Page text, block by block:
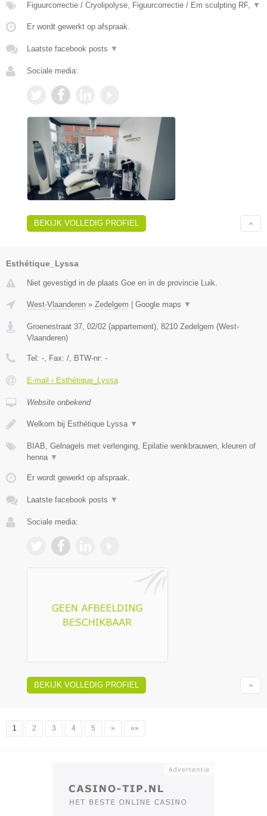
Figuurcorrectie / Cryolipolyse, Figuurcorrectie / Em sculpting RF, ▼
Er wordt gewerkt op afspraak.
Laatste facebook posts ▼
Sociale media:
BEKIJK VOLLEDIG PROFIEL
Esthétique_Lyssa
Niet gevestigd in de plaats Goe en in de provincie Luik.
West-Vlaanderen » Zedelgem Google maps ▼
Groenestraat 37, 02/02 (appartement), 8210 Zedelgem (West-
Vlaanderen)
Tel: -, Fax: /, BTW-nr: -
E-mail › Esthétique_Lyssa
Website onbekend
Welkom bij Esthétique Lyssa ▼
BIAB, Gelnagels met verlenging, Epilatie wenkbrauwen, kleuren of
henna ▼
Er wordt gewerkt op afspraak.
Laatste facebook posts ▼
Sociale media:
BEKIJK VOLLEDIG PROFIEL
1 2 3 4 5 » »»